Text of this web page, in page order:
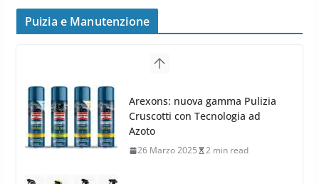
Cerchi in lega grandi: quando
peggiorano davvero comfort,
8 Aprile 2026
Puizia e Manutenzione
Cruscotti con Tecnologia ad
Meguiars OFFERTA AMAZON:
TOP Prodotti per la Cura Auto